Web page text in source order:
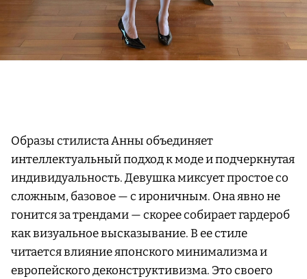
Образы стилиста Анны объединяет
интеллектуальный подход к моде и подчеркнутая
индивидуальность. Девушка миксует простое со
сложным, базовое — с ироничным. Она явно не
гонится за трендами — скорее собирает гардероб
как визуальное высказывание. В ее стиле
читается влияние японского минимализма и
европейского деконструктивизма. Это своего